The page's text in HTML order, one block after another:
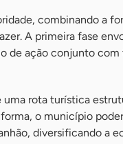
combinando a
A primeira fase
de ação conjunto com
rota turística
o município
diversificando a